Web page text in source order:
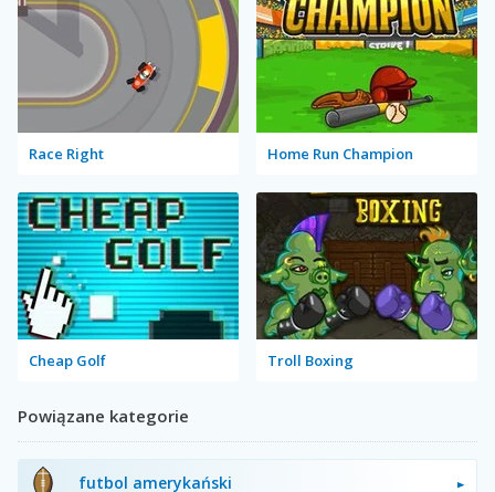
Race Right Home Run Champion
Cheap Golf Troll Boxing
Powiązane kategorie
futbol amerykański